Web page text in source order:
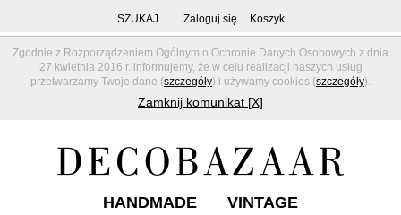
Zgodnie z Rozporządzeniem Ogólnym o Ochronie Danych Osobowych z dnia
27 kwietnia 2016 r. informujemy, że w celu realizacji naszych usług
przetwarzamy Twoje dane (szczegóły) i używamy cookies (szczegóły).
Zamknij komunikat [X]
SZUKAJ Zaloguj się Koszyk
HANDMADE VINTAGE